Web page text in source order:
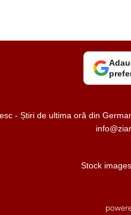
- Știri de ultima oră din
Stock